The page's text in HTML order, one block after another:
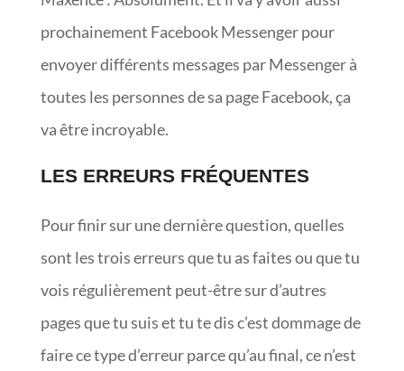
prochainement Facebook Messenger pour
envoyer différents messages par Messenger à
toutes les personnes de sa page Facebook, ça
va être incroyable.
LES ERREURS FRÉQUENTES
Pour finir sur une dernière question, quelles
sont les trois erreurs que tu as faites ou que tu
vois régulièrement peut-être sur d’autres
pages que tu suis et tu te dis c’est dommage de
faire ce type d’erreur parce qu’au final, ce n’est